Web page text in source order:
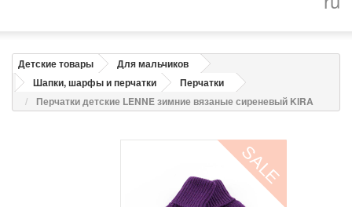
Детские товары
Для мальчиков
Шапки, шарфы и перчатки
Перчатки
Перчатки детские LENNE зимние вязаные сиреневый KIRA
SALE